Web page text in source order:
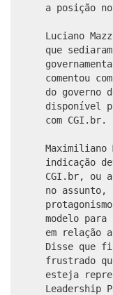
a posição no
Luciano
que
comentou
do governo
disponível
com CGI.br.
Maximiliano
indicação
CGI.br, ou
no assunto,
modelo para
em relação
Disse que
frustrado
esteja
Leadership